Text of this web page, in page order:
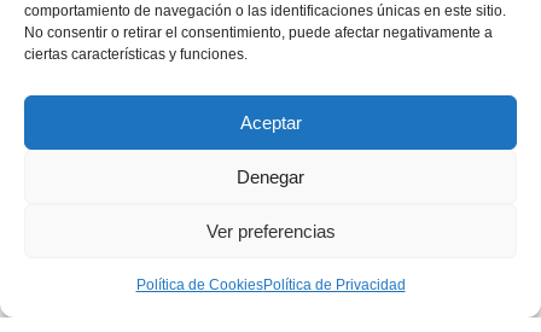
comportamiento de navegación o las identificaciones únicas en este sitio.
No consentir o retirar el consentimiento, puede afectar negativamente a
ciertas características y funciones.
Aceptar
Denegar
Ver preferencias
Política de CookiesPolítica de Privacidad
💪🏽¿Te gustaría apoyar nuestros proyectos?🥳¡Buenas
noticias! Ahora puedes hacerlo en un solo minuto…
Política de privacidad|